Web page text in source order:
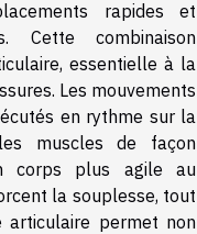
rapides et
Cette combinaison
essentielle à la
Les mouvements
en rythme sur la
muscles de façon
corps plus agile au
la souplesse, tout
articulaire permet non